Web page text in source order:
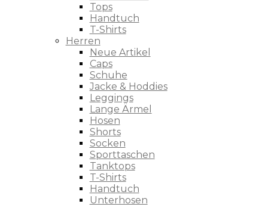
Tops
Handtuch
T-Shirts
Herren
Neue Artikel
Caps
Schuhe
Jacke & Hoddies
Leggings
Lange Ärmel
Hosen
Shorts
Socken
Sporttaschen
Tanktops
T-Shirts
Handtuch
Unterhosen